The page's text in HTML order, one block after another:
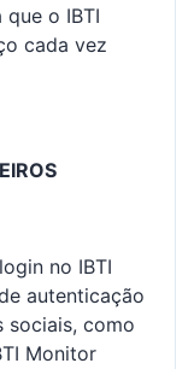
o IBTI
cada vez
no IBTI
autenticação
sociais, como
Monitor